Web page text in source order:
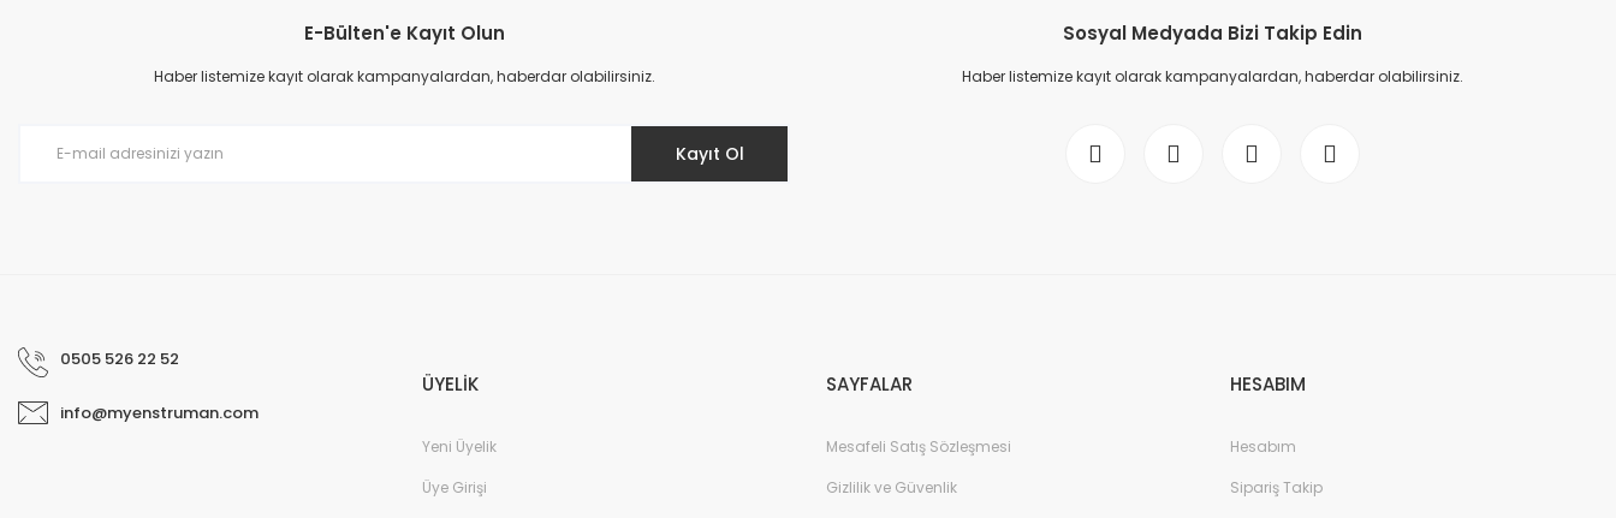
Ürün resmi kalitesiz, bozuk veya görüntülenemiyor.
Ürün açıklamasında eksik bilgiler bulunuyor.
E-Bülten'e Kayıt Olun
Haber listemize kayıt olarak kampanyalardan, haberdar olabilirsiniz.
Kayıt Ol
Sosyal Medyada Bizi Takip Edin
Haber listemize kayıt olarak kampanyalardan, haberdar olabilirsiniz.
0505 526 22 52
info@myenstruman.com
ÜYELİK
Yeni Üyelik
Üye Girişi
SAYFALAR
Mesafeli Satış Sözleşmesi
Gizlilik ve Güvenlik
HESABIM
Hesabım
Sipariş Takip